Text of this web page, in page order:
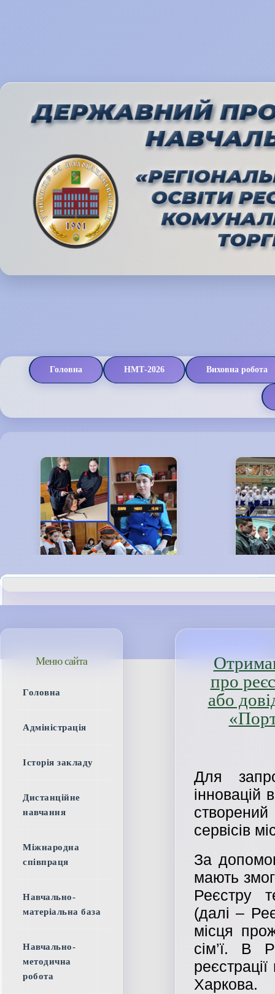
Головна НМТ-2026 Виховна робота
про
або
Для
інновацій
сервісів
За
мають
Реєстру
(далі –
місця
сім’ї. В
Харкова.
Меню сайта
Головна
Адміністрація
Історія закладу
Дистанційне
навчання
Міжнародна
співпраця
Навчально-
матеріальна база
Навчально-
методична
робота